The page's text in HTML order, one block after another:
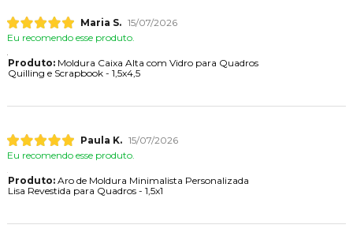
Maria S. 15/07/2026
Eu recomendo esse produto.
Produto:Moldura Caixa Alta com Vidro para Quadros
Quilling e Scrapbook - 1,5x4,5
Paula K. 15/07/2026
Eu recomendo esse produto.
Produto:Aro de Moldura Minimalista Personalizada
Lisa Revestida para Quadros - 1,5x1